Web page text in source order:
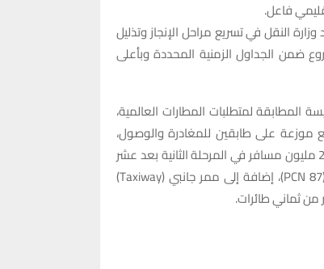
فاعل.
النقل في تسريع مراحل الإنجاز وتذليل
ضمن الجداول الزمنية المحددة وبأعلى
المطابقة لمتطلبات المطارات العالمية،
بمساحة تتجاوز 20 ألف متر مربع موزعة على طابقين للمغادرة والوصول،
وبطاقة استيعابية أولية تبلغ 750 ألف مسافر سنوياً، ترتفع إلى 2.5 مليون مسافر في المرحلة الثانية بعد عشر
سنوات ، كما يضم مدرجاً بطول 3400 متر وبقوة تحمّل تتجاوز (PCN 87)، إضافة إلى ممر جانبي (Taxiway)
ثماني طائرات.